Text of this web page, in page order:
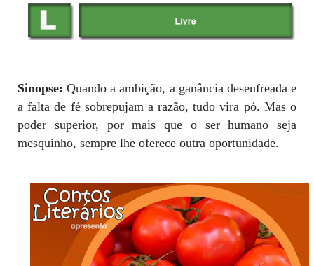
Sinopse:Quando a ambição, a ganância desenfreada e
a falta de fé sobrepujam a razão, tudo vira pó. Mas o
poder superior, por mais que o ser humano seja
mesquinho, sempre lhe oferece outra oportunidade.